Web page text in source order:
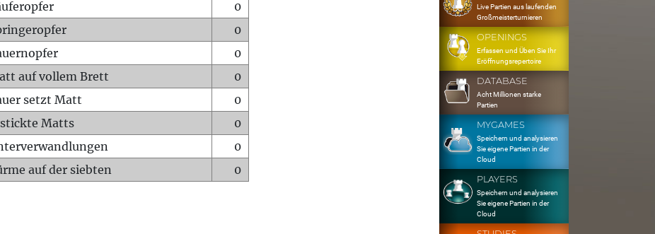
0
0
0
auf vollem Brett
0
setzt Matt
0
Matts
0
0
auf der siebten
0
Live Partien aus laufenden
Großmeisterturnieren
OPENINGS
Erfassen und Üben Sie Ihr
Eröffnungsrepertoire
DATABASE
Acht Millionen starke
Partien
MYGAMES
Speichern und analysieren
Sie eigene Partien in der
Cloud
PLAYERS
Speichern und analysieren
Sie eigene Partien in der
Cloud